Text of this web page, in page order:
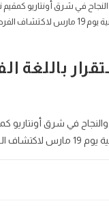
في شرق أونتاريو كمقيم
لك.
باللغة
في شرق أونتاريو
لك.